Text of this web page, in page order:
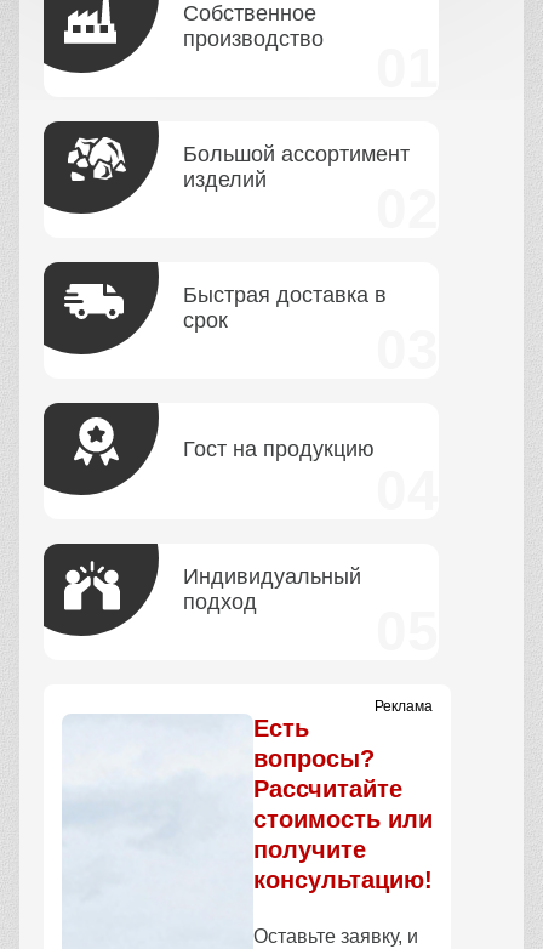
Собственное
производство
Большой ассортимент
изделий
Быстрая доставка в
срок
Гост на продукцию
Индивидуальный
подход
Реклама
Есть
вопросы?
Рассчитайте
стоимость или
получите
консультацию!
Оставьте заявку, и